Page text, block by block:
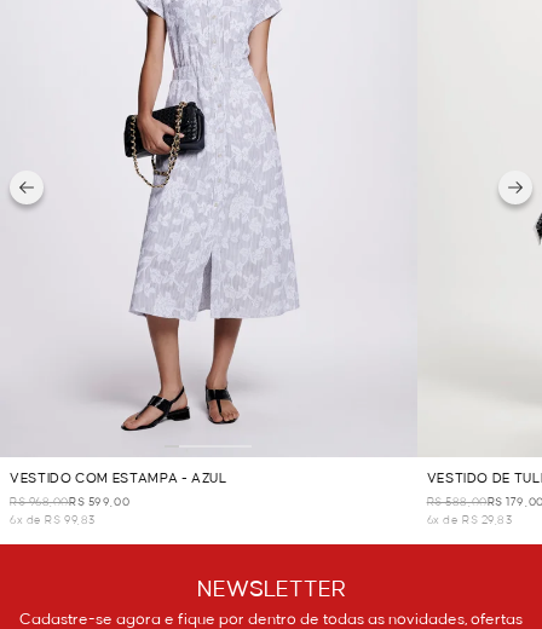
VESTIDO COM ESTAMPA - AZUL
R$ 968,00R$ 599,00
6x de R$ 99,83
VESTIDO DE
R$ 588,00R$
6x de R$ 29,83
NEWSLETTER
Cadastre-se agora e fique por dentro de todas as novidades, ofertas